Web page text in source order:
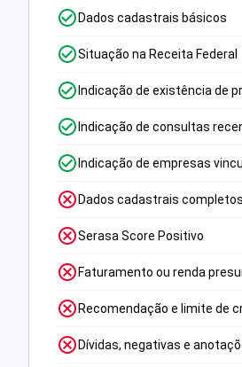
Dados cadastrais básicos
Situação na Receita Federal
Indicação de existência de
Indicação de consultas
Indicação de empresas
Dados cadastrais completos
Serasa Score Positivo
Faturamento ou renda
Recomendação e limite de
Dívidas, negativas e